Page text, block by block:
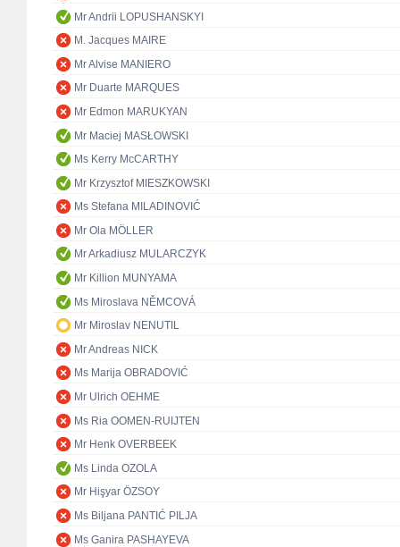
Mr Andrii LOPUSHANSKYI
M. Jacques MAIRE
Mr Alvise MANIERO
Mr Duarte MARQUES
Mr Edmon MARUKYAN
Mr Maciej MASŁOWSKI
Ms Kerry McCARTHY
Mr Krzysztof MIESZKOWSKI
Ms Stefana MILADINOVIĆ
Mr Ola MÖLLER
Mr Arkadiusz MULARCZYK
Mr Killion MUNYAMA
Ms Miroslava NĚMCOVÁ
Mr Miroslav NENUTIL
Mr Andreas NICK
Ms Marija OBRADOVIĆ
Mr Ulrich OEHME
Ms Ria OOMEN-RUIJTEN
Mr Henk OVERBEEK
Ms Linda OZOLA
Mr Hişyar ÖZSOY
Ms Biljana PANTIĆ PILJA
Ms Ganira PASHAYEVA